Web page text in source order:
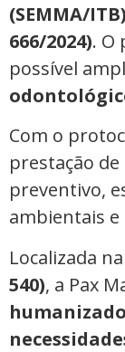
(SEMMA/ITB)
666/2024). O
possível
Com o
prestação
preventivo,
ambientais e
Localizada na
540), a Pax